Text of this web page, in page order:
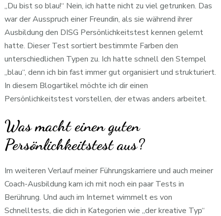
Job)?
„Du bist so blau!“ Nein, ich hatte nicht zu viel getrunken. Das
war der Ausspruch einer Freundin, als sie während ihrer
Ausbildung den DISG Persönlichkeitstest kennen gelernt
hatte. Dieser Test sortiert bestimmte Farben den
unterschiedlichen Typen zu. Ich hatte schnell den Stempel
„blau“, denn ich bin fast immer gut organisiert und strukturiert.
In diesem Blogartikel möchte ich dir einen
Persönlichkeitstest vorstellen, der etwas anders arbeitet.
Was macht einen guten
Persönlichkeitstest aus?
Im weiteren Verlauf meiner Führungskarriere und auch meiner
Coach-Ausbildung kam ich mit noch ein paar Tests in
Berührung. Und auch im Internet wimmelt es von
Schnelltests, die dich in Kategorien wie „der kreative Typ“